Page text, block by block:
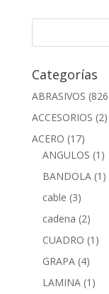
Categorías
ABRASIVOS
ACCESORIOS (2)
ACERO (17)
ANGULOS (1)
BANDOLA (1)
cable (3)
cadena (2)
CUADRO (1)
GRAPA (4)
LAMINA (1)